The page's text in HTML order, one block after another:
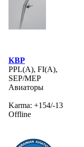
КВР
PPL(A), FI(A),
SEP/MEP
Авиаторы
Karma: +154/-13
Offline